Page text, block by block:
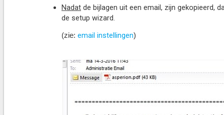
Nadat de bijlagen uit een email, zijn gekopieerd,
de setup wizard.
(zie: email instellingen)